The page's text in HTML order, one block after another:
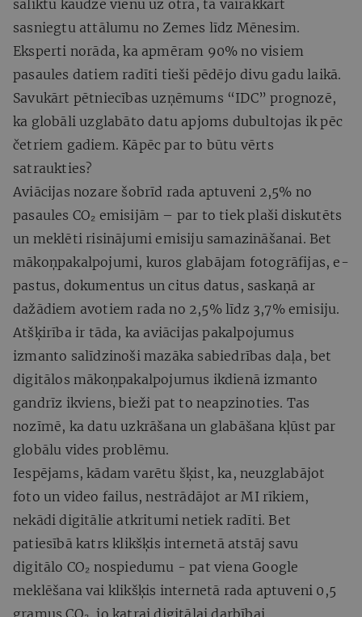
saliktu kaudzē vienu uz otra, tā vairākkārt
sasniegtu attālumu no Zemes līdz Mēnesim.
Eksperti norāda, ka apmēram 90% no visiem
pasaules datiem radīti tieši pēdējo divu gadu laikā.
Savukārt pētniecības uzņēmums “IDC” prognozē,
ka globāli uzglabāto datu apjoms dubultojas ik pēc
četriem gadiem. Kāpēc par to būtu vērts
satraukties?
Aviācijas nozare šobrīd rada aptuveni 2,5% no
pasaules CO₂ emisijām – par to tiek plaši diskutēts
un meklēti risinājumi emisiju samazināšanai. Bet
mākoņpakalpojumi, kuros glabājam fotogrāfijas, e-
pastus, dokumentus un citus datus, saskaņā ar
dažādiem avotiem rada no 2,5% līdz 3,7% emisiju.
Atšķirība ir tāda, ka aviācijas pakalpojumus
izmanto salīdzinoši mazāka sabiedrības daļa, bet
digitālos mākoņpakalpojumus ikdienā izmanto
gandrīz ikviens, bieži pat to neapzinoties. Tas
nozīmē, ka datu uzkrāšana un glabāšana kļūst par
globālu vides problēmu.
Iespējams, kādam varētu šķist, ka, neuzglabājot
foto un video failus, nestrādājot ar MI rīkiem,
nekādi digitālie atkritumi netiek radīti. Bet
patiesībā katrs klikšķis internetā atstāj savu
digitālo CO₂ nospiedumu - pat viena Google
meklēšana vai klikšķis internetā rada aptuveni 0,5
gramus CO₂, jo katrai digitālai darbībai